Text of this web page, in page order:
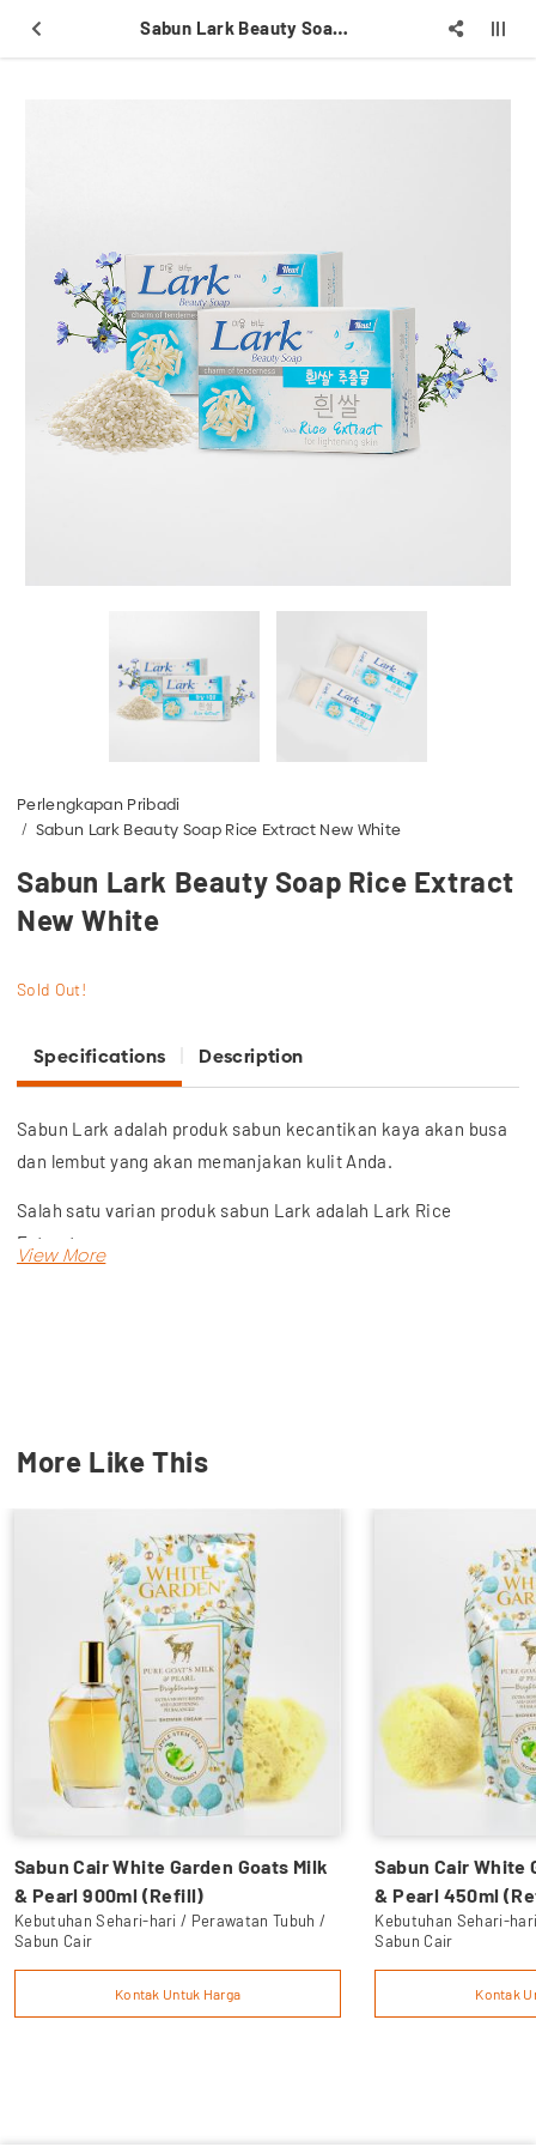
Sabun Lark Beauty Soap Rice Extract New White
Perlengkapan Pribadi
Sabun Lark Beauty Soap Rice Extract New White
Sabun Lark Beauty Soap Rice Extract
New White
Sold Out!
Specifications Description
Sabun Lark adalah produk sabun kecantikan kaya akan busa
dan lembut yang akan memanjakan kulit Anda.
Salah satu varian produk sabun Lark adalah Lark Rice
Extract.
Manjakan kulit Anda dengan sabun Lark Rice Extract dari Wu
Tersedia dengan harga ekonomis yang terjangkau. Pesan
sekarang di Wu Meyers!
More Like This
Sabun Cair White Garden Goats Milk
& Pearl 900ml (Refill)
Kebutuhan Sehari-hari / Perawatan Tubuh /
Sabun Cair
Kontak Untuk Harga
Sabun Cair White
& Pearl 450ml
Kebutuhan Sehari-
Sabun Cair
Kontak